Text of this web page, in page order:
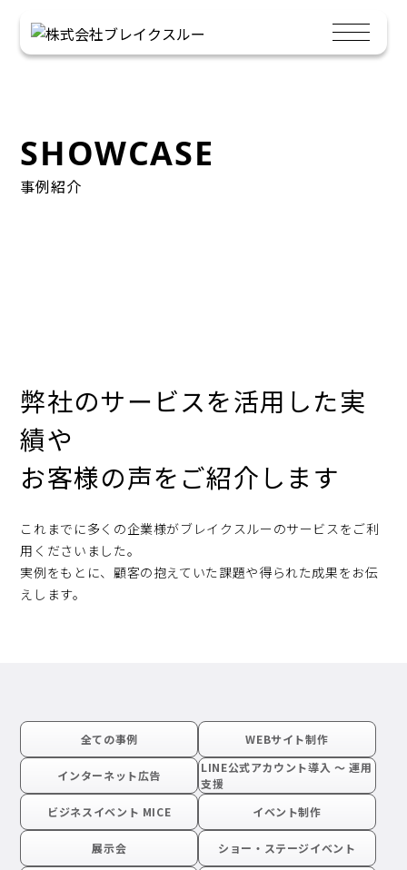
SHOWCASE
事例紹介
弊社のサービスを活用した実
績や
お客様の声をご紹介します
これまでに多くの企業様がブレイクスルーのサービスをご利
用くださいました。
実例をもとに、顧客の抱えていた課題や得られた成果をお伝
えします。
全ての事例 WEBサイト制作
インターネット広告
LINE公式アカウント導入 〜 運用
支援
ビジネスイベント MICE
イベント制作
展示会 ショー・ステージイベント